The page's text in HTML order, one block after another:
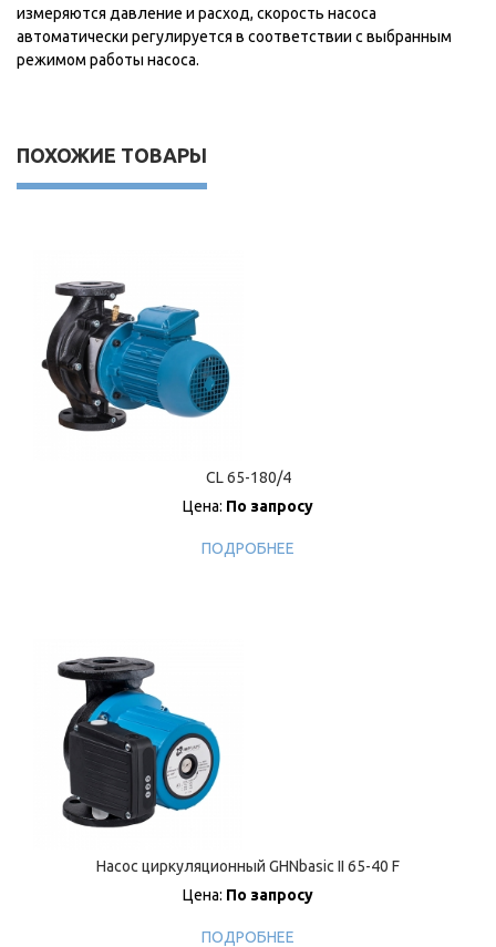
измеряются давление и расход, скорость насоса
автоматически регулируется в соответствии с выбранным
режимом работы насоса.
ПОХОЖИЕ ТОВАРЫ
CL 65-180/4
Цена: По запросу
ПОДРОБНЕЕ
Насос циркуляционный GHNbasic II 65-40 F
Цена: По запросу
ПОДРОБНЕЕ